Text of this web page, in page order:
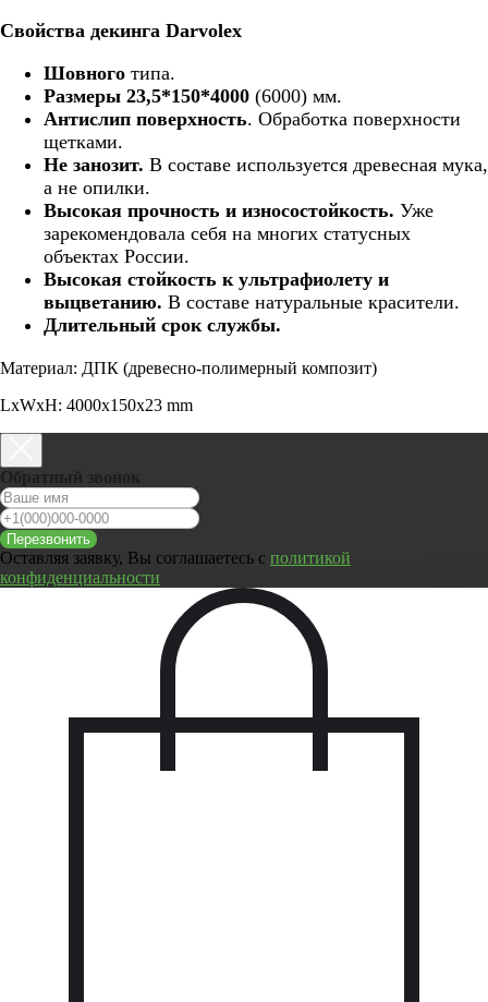
Свойства декинга Darvolex
Шовного типа.
Размеры 23,5*150*4000 (6000) мм.
Антислип поверхность. Обработка поверхности
щетками.
Не занозит. В составе используется древесная мука,
а не опилки.
Высокая прочность и износостойкость. Уже
зарекомендовала себя на многих статусных
объектах России.
Высокая стойкость к ультрафиолету и
выцветанию. В составе натуральные красители.
Длительный срок службы.
Материал: ДПК (древесно-полимерный композит)
LxWxH: 4000x150x23 mm
Обратный звонок
Перезвонить
Оставляя заявку, Вы соглашаетесь с политикой
конфиденциальности